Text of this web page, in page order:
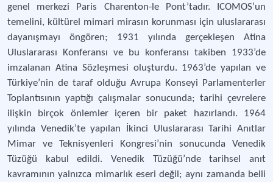
genel merkezi Paris Charenton-le Pont’tadır. ICOMOS’un
temelini, kültürel mimari mirasın korunması için uluslararası
dayanışmayı öngören; 1931 yılında gerçekleşen Atina
Uluslararası Konferansı ve bu konferansı takiben 1933’de
imzalanan Atina Sözleşmesi oluşturdu. 1963’de yapılan ve
Türkiye’nin de taraf olduğu Avrupa Konseyi Parlamenterler
Toplantısının yaptığı çalışmalar sonucunda; tarihi çevrelere
ilişkin birçok önlemler içeren bir paket hazırlandı. 1964
yılında Venedik’te yapılan İkinci Uluslararası Tarihi Anıtlar
Mimar ve Teknisyenleri Kongresi’nin sonucunda Venedik
Tüzüğü kabul edildi. Venedik Tüzüğü’nde tarihsel anıt
kavramının yalnızca mimarlık eseri değil; aynı zamanda belli